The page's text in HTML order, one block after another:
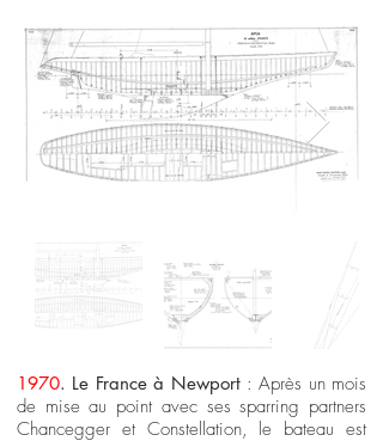
1970. Le France à Newport: Après un mois
de mise au point avec ses sparring partners
Chancegger et Constellation, le bateau est